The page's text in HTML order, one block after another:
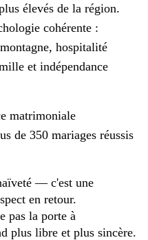
élevés de la région.
cohérente :
hospitalité
et indépendance
matrimoniale
de 350 mariages réussis
— c'est une
en retour.
pas la porte à
plus libre et plus sincère.